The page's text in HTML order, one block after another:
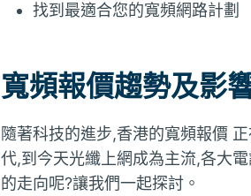
找到最適合您的寬頻網路計劃
寬頻報價趨勢及影
隨著科技的進步,香港的寬頻報價
代,到今天光纖上網成為主流,各大
的走向呢?讓我們一起探討。